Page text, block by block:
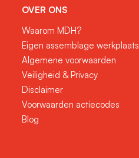
OVER ONS
Waarom MDH?
Eigen assemblage werkplaats
Algemene voorwaarden
Veiligheid & Privacy
Disclaimer
Voorwaarden actiecodes
Blog